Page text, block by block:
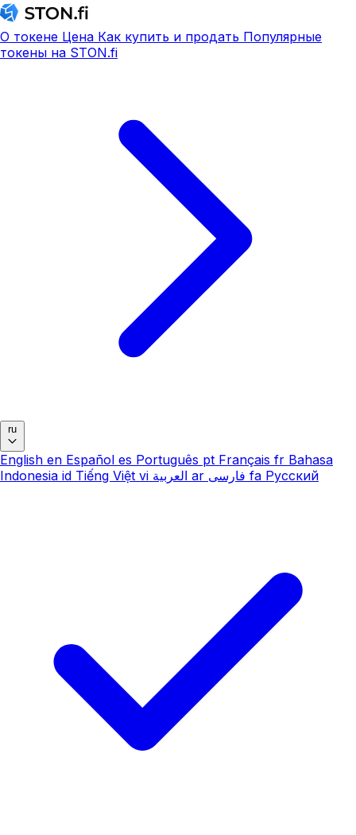
О токене Цена Как купить и продать Популярные
токены на STON.fi
ru
English en Español es Português pt Français fr Bahasa
Indonesia id Tiếng Việt vi العربية ar فارسی fa Русский